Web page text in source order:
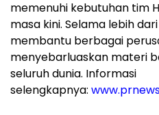
memenuhi kebutuhan tim
masa kini. Selama lebih
membantu berbagai
menyebarluaskan materi
seluruh dunia. Informasi
selengkapnya: